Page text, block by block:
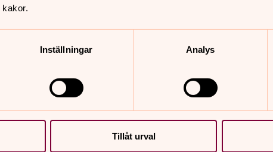
Inställningar Analys
Tillåt urval